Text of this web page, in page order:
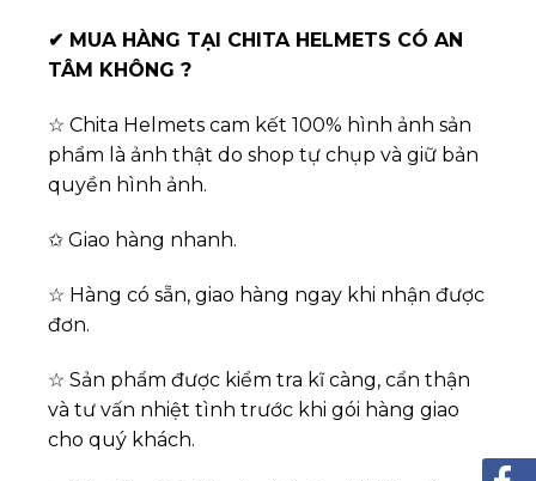
✔ MUA HÀNG TẠI CHITA HELMETS CÓ AN
TÂM KHÔNG ?
☆ Chita Helmets cam kết 100% hình ảnh sản
phẩm là ảnh thật do shop tự chụp và giữ bản
quyền hình ảnh.
✩ Giao hàng nhanh.
☆ Hàng có sẵn, giao hàng ngay khi nhận được
đơn.
☆ Sản phẩm được kiểm tra kĩ càng, cẩn thận
và tư vấn nhiệt tình trước khi gói hàng giao
cho quý khách.